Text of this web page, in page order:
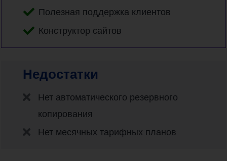
Полезная поддержка клиентов
Конструктор сайтов
Недостатки
Нет автоматического резервного
копирования
Нет месячных тарифных планов